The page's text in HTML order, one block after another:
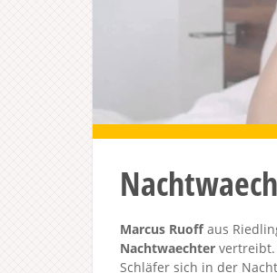
Marcus Ruoffaus
Nachtwaechter vertreibt.
Schläfer sich in der